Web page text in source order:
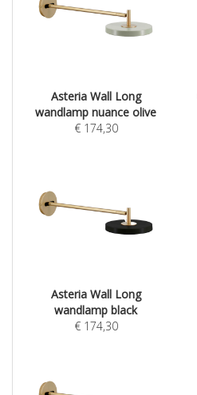
Asteria Wall Long
wandlamp nuance olive
€ 174,30
Asteria Wall Long
wandlamp black
€ 174,30